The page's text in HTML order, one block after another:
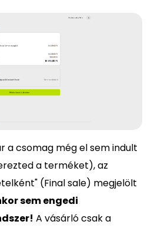
a csomag még el sem indult
a terméket), az
(Final sale) megjelölt
sem engedi
A vásárló csak a